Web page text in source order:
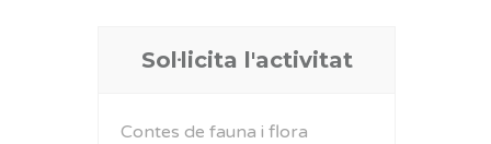
Sol·licita l'activitat
Contes de fauna i flora